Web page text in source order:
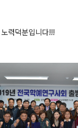
력덕분입니다!!!